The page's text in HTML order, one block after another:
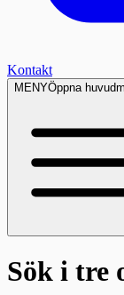
Kontakt
MENYÖppna
Sök i tre